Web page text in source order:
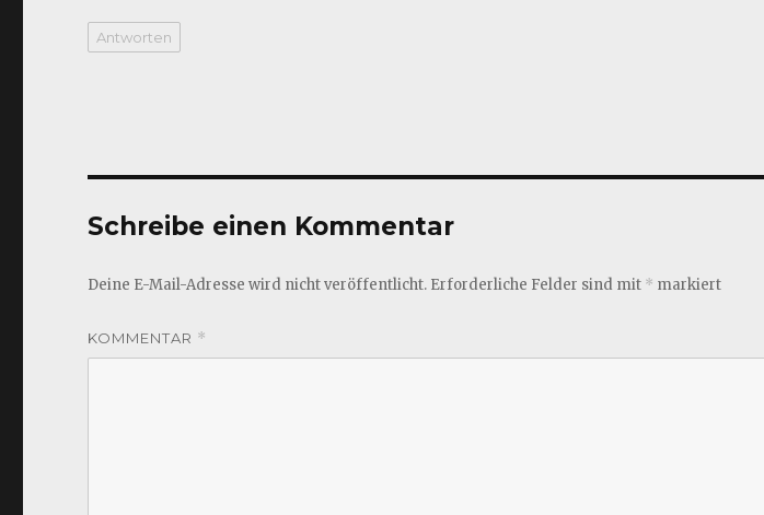
Antworten
Schreibe einen Kommentar
Deine E-Mail-Adresse wird nicht veröffentlicht. Erforderliche Felder sind mit * markiert
KOMMENTAR *